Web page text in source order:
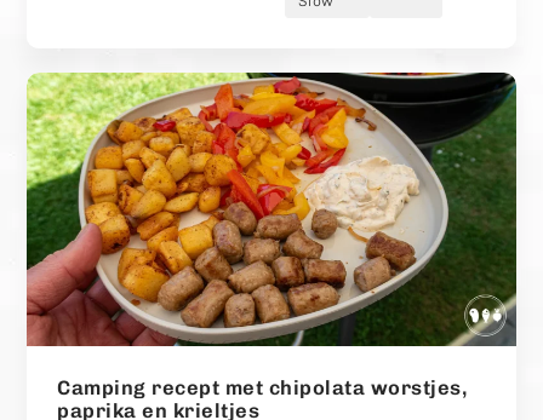
Camping recept met chipolata worstjes,
paprika en krieltjes